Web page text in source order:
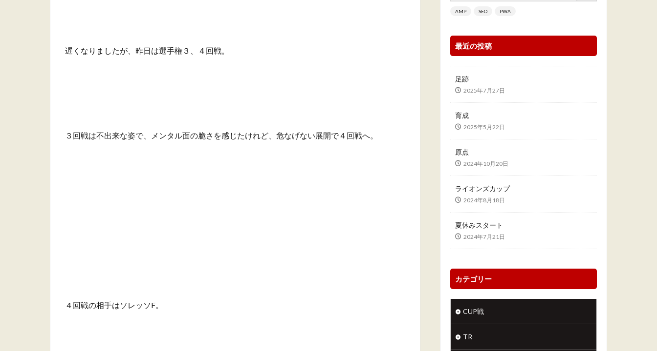
遅くなりましたが、昨日は選手権３、４回戦。
３回戦は不出来な姿で、メンタル面の脆さを感じたけれど、危なげない展開で４回戦へ。
４回戦の相手はソレッソF。
AMP SEO PWA
最近の投稿
足跡
2025年7月27日
育成
2025年5月22日
原点
2024年10月20日
ライオンズカップ
2024年8月18日
夏休みスタート
2024年7月21日
カテゴリー
CUP戦
TR